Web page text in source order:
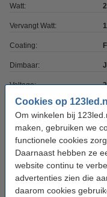
Cookies op 123led.nl
Om winkelen bij
maken, gebruiken we
functionele cookies
Daarnaast hebben ze
website continu te
advertenties zien die
daarom cookies
Watt:
Vervangt Watt:
Coating:
Dimbaar:
Voltage:
Ingangsfrequentie:
Hoogte:
Diameter:
Branduren: